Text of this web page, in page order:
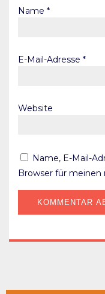
Name *
E-Mail-Adresse *
Website
Name, E-Mail-
Browser für meinen